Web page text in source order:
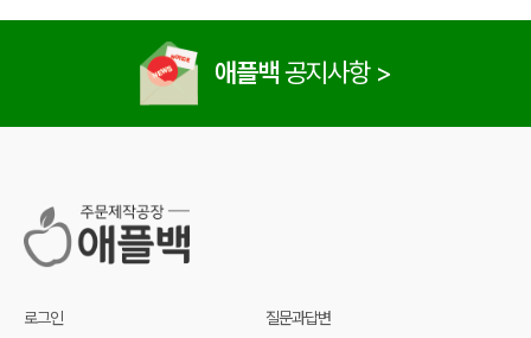
애플백공지사항 >
로그인
질문과답변